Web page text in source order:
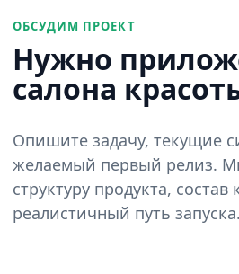
ОБСУДИМ ПРОЕКТ
Нужно
салона
Опишите задачу, текущие
желаемый первый релиз.
структуру продукта,
реалистичный путь запуска.